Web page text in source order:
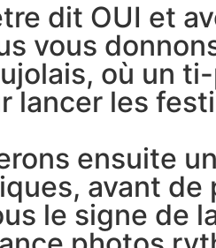
dit OUI et
vous
où un
lancer les
ensuite
avant de
le signe de